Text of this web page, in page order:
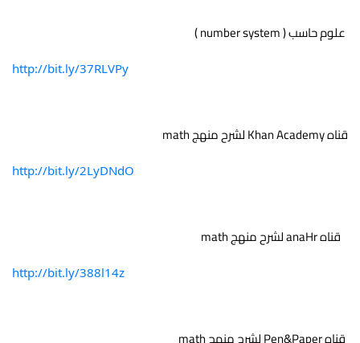
http://bit.ly/37RLVPy
قناه Khan Academy لشرح منهج math
http://bit.ly/2LyDNdO
http://bit.ly/388l14z